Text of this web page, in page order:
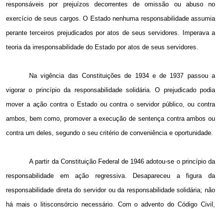
responsáveis por prejuízos decorrentes de omissão ou abuso no
exercício de seus cargos. O Estado nenhuma responsabilidade assumia
perante terceiros prejudicados por atos de seus servidores. Imperava a
teoria da irresponsabilidade do Estado por atos de seus servidores.
Na vigência das Constituições de 1934 e de 1937 passou a
vigorar o princípio da responsabilidade solidária. O prejudicado podia
mover a ação contra o Estado ou contra o servidor público, ou contra
ambos, bem como, promover a execução de sentença contra ambos ou
contra um deles, segundo o seu critério de conveniência e oportunidade.
A partir da Constituição Federal de 1946 adotou-se o princípio da
responsabilidade em ação regressiva. Desapareceu a figura da
responsabilidade direta do servidor ou da responsabilidade solidária; não
há mais o litisconsórcio necessário. Com o advento do Código Civil,